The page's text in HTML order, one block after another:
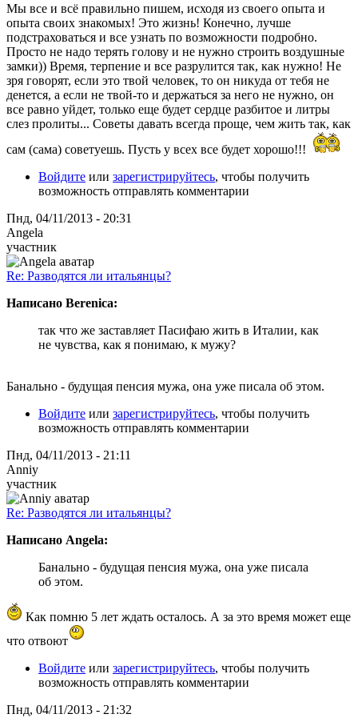
Мы все и всё правильно пишем, исходя из своего опыта и
опыта своих знакомых! Это жизнь! Конечно, лучше
подстраховаться и все узнать по возможности подробно.
Просто не надо терять голову и не нужно строить воздушные
замки)) Время, терпение и все разрулится так, как нужно! Не
зря говорят, если это твой человек, то он никуда от тебя не
денется, а если не твой-то и держаться за него не нужно, он
все равно уйдет, только еще будет сердце разбитое и литры
слез пролиты... Советы давать всегда проще, чем жить так, как
сам (сама) советуешь. Пусть у всех все будет хорошо!!!
Войдите или зарегистрируйтесь, чтобы получить
возможность отправлять комментарии
Пнд, 04/11/2013 - 20:31
Angela
участник
Re: Разводятся ли итальянцы?
Написано Berenica:
так что же заставляет Пасифаю жить в Италии, как
не чувства, как я понимаю, к мужу?
Банально - будущая пенсия мужа, она уже писала об этом.
Войдите или зарегистрируйтесь, чтобы получить
возможность отправлять комментарии
Пнд, 04/11/2013 - 21:11
Anniy
участник
Re: Разводятся ли итальянцы?
Написано Angela:
Банально - будущая пенсия мужа, она уже писала
об этом.
Как помню 5 лет ждать осталось. А за это время может еще
что отвоют
Войдите или зарегистрируйтесь, чтобы получить
возможность отправлять комментарии
Пнд, 04/11/2013 - 21:32